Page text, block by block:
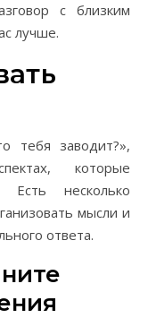
с близким
лучше.
тебя заводит?»,
которые
Есть несколько
мысли и
ответа.